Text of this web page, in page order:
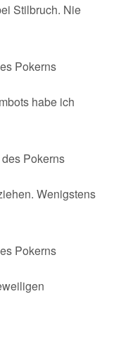
Stilbruch. Nie
Pokerns
habe ich
Pokerns
Wenigstens
Pokerns